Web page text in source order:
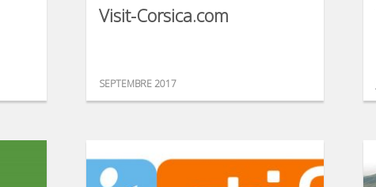
Visit-Corsica.com
SEPTEMBRE 2017